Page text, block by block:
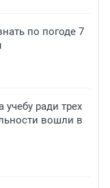
по погоде 7
ради трех
вошли в